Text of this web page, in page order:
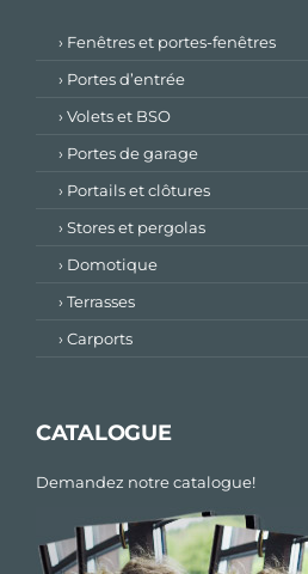
› Fenêtres et portes-fenêtres
› Portes d’entrée
› Volets et BSO
› Portes de garage
› Portails et clôtures
› Stores et pergolas
› Domotique
› Terrasses
› Carports
CATALOGUE
Demandez notre catalogue!